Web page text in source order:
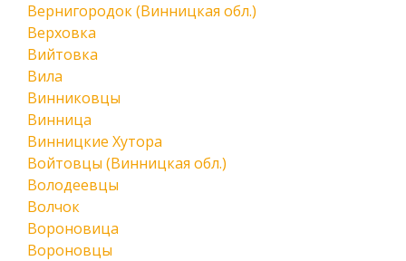
Вернигородок (Винницкая обл.)
Верховка
Вийтовка
Вила
Винниковцы
Винница
Винницкие Хутора
Войтовцы (Винницкая обл.)
Володеевцы
Волчок
Вороновица
Вороновцы